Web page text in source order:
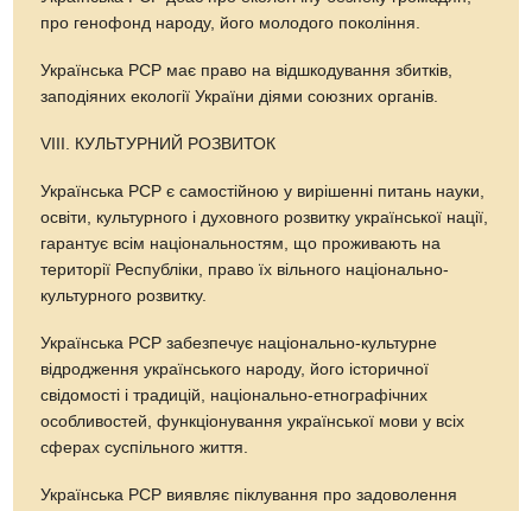
про генофонд народу, його молодого покоління.
Українська РСР має право на відшкодування збитків,
заподіяних екології України діями союзних органів.
VІІІ. КУЛЬТУРНИЙ РОЗВИТОК
Українська РСР є самостійною у вирішенні питань науки,
освіти, культурного і духовного розвитку української нації,
гарантує всім національностям, що проживають на
території Республіки, право їх вільного національно-
культурного розвитку.
Українська РСР забезпечує національно-культурне
відродження українського народу, його історичної
свідомості і традицій, національно-етнографічних
особливостей, функціонування української мови у всіх
сферах суспільного життя.
Українська РСР виявляє піклування про задоволення